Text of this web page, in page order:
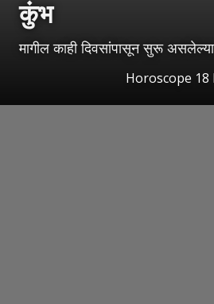
कुंभ
मागील काही दिवसांपासून सुरू
Horoscope